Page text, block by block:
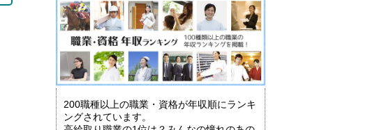
200職種以上の職業・資格が年収順にランキ
ングされています。